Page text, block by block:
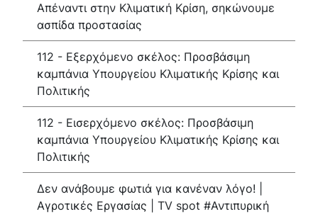
Σύμβουλοι
Δημοτικό Συμβούλιο
Δημοτική Επιτροπή
Δ.Ε. Αρμένων
Δ.Ε. Ασή Γωνιάς
Δ.Ε. Κρυονερίδας
Δ.Ε. Φρε
Τουριστική Προβολή
Πολιτιστικές Διαδρομές
Αποκορώνα Χανίων
Απέναντι στην Κλιματική Κρίση, σηκώνουμε
ασπίδα προστασίας
112 - Εξερχόμενο σκέλος: Προσβάσιμη
καμπάνια Υπουργείου Κλιματικής Κρίσης και
Πολιτικής
112 - Εισερχόμενο σκέλος: Προσβάσιμη
καμπάνια Υπουργείου Κλιματικής Κρίσης και
Πολιτικής
Δεν ανάβουμε φωτιά για κανέναν λόγο! |
Αγροτικές Εργασίας | TV spot #Αντιπυρική